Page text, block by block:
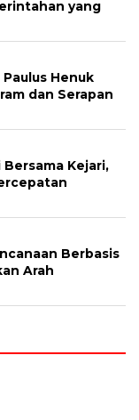
yang
Henuk
dan Serapan
Kejari,
Berbasis
Arah